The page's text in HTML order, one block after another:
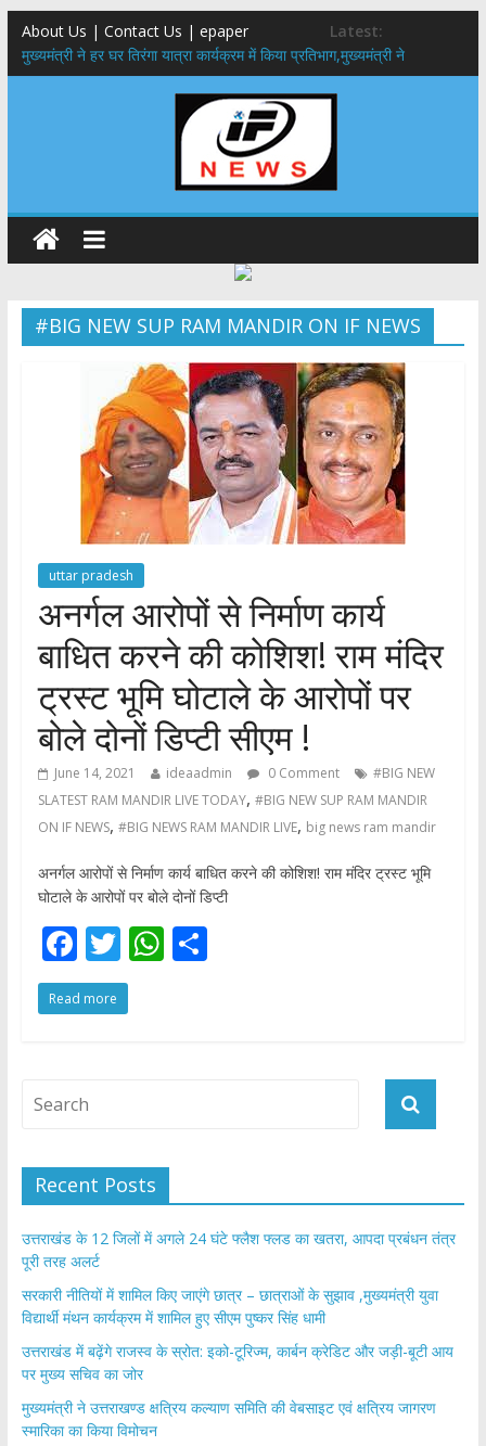
About Us | Contact Us | epaper
Latest:
मुख्यमंत्री ने हर घर तिरंगा यात्रा कार्यक्रम में किया प्रतिभाग,मुख्यमंत्री ने
प्रदेशवासियों से स्वतंत्रता दिवस पर अपने घरों में तिरंगा फहराने का किया आवाह्न
उत्तराखंड के 12 जिलों में अगले 24 घंटे फ्लैश फ्लड का खतरा, आपदा प्रबंधन तंत्र
सरकारी नीतियों में शामिल किए जाएंगे छात्र – छात्राओं के सुझाव ,मुख्यमंत्री युवा
विद्यार्थी मंथन कार्यक्रम में शामिल हुए सीएम पुष्कर सिंह धामी
उत्तराखंड में बढ़ेंगे राजस्व के स्रोत: इको-टूरिज्म, कार्बन क्रेडिट और जड़ी-बूटी आय
पर मुख्य सचिव का जोर
मुख्यमंत्री ने उत्तराखण्ड क्षत्रिय कल्याण समिति की वेबसाइट एवं क्षत्रिय जागरण
स्मारिका का किया विमोचन
#BIG NEW SUP RAM MANDIR ON IF NEWS
uttar pradesh
अनर्गल आरोपों से निर्माण कार्य
बाधित करने की कोशिश! राम मंदिर
ट्रस्ट भूमि घोटाले के आरोपों पर
बोले दोनों डिप्टी सीएम !
June 14, 2021 ideaadmin 0 Comment
#BIG NEW
SLATEST RAM MANDIR LIVE TODAY, #BIG NEW SUP RAM MANDIR
ON IF NEWS, #BIG NEWS RAM MANDIR LIVE, big news ram mandir
अनर्गल आरोपों से निर्माण कार्य बाधित करने की कोशिश! राम मंदिर ट्रस्ट भूमि
घोटाले के आरोपों पर बोले दोनों डिप्टी
F
ac
e
o
T
w
itt
W S
Read more
Recent Posts
उत्तराखंड के 12 जिलों में अगले 24 घंटे फ्लैश फ्लड का खतरा, आपदा प्रबंधन तंत्र
पूरी तरह अलर्ट
सरकारी नीतियों में शामिल किए जाएंगे छात्र – छात्राओं के सुझाव ,मुख्यमंत्री युवा
विद्यार्थी मंथन कार्यक्रम में शामिल हुए सीएम पुष्कर सिंह धामी
उत्तराखंड में बढ़ेंगे राजस्व के स्रोत: इको-टूरिज्म, कार्बन क्रेडिट और जड़ी-बूटी आय
पर मुख्य सचिव का जोर
मुख्यमंत्री ने उत्तराखण्ड क्षत्रिय कल्याण समिति की वेबसाइट एवं क्षत्रिय जागरण
स्मारिका का किया विमोचन